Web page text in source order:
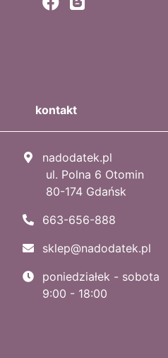
kontakt
nadodatek.pl
ul. Polna 6 Otomin
80-174 Gdańsk
663-656-888
sklep@nadodatek.pl
poniedziałek - sobota
9:00 - 18:00